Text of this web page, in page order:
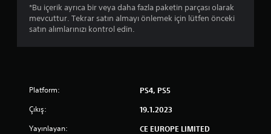
*Bu içerik ayrıca bir veya daha fazla paketin parçası olarak
mevcuttur. Tekrar satın almayı önlemek için lütfen önceki
satın alımlarınızı kontrol edin.
Platform: PS4, PS5
Çıkış: 19.1.2023
Yayınlayan: CE EUROPE LIMITED